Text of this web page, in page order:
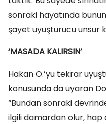
sonraki hayatında
şayet uyuşturucu unsur
‘MASADA KALIRSIN’
Hakan O.’yu tekrar
konusunda da uyaran
“Bundan sonraki
ilgili damardan olur,